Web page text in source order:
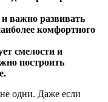
важно развивать
комфортного
смелости и
построить
одни. Даже если